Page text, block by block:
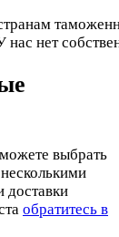
нет
выбрать
доставки
обратитесь в